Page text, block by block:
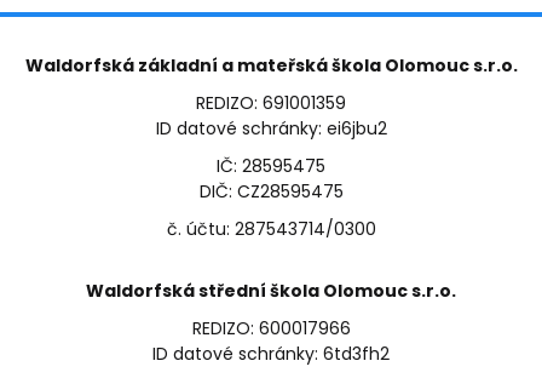
Waldorfská základní a mateřská škola Olomouc s.r.o.
REDIZO: 691001359
ID datové schránky: ei6jbu2
IČ: 28595475
DIČ: CZ28595475
č. účtu: 287543714/0300
Waldorfská střední škola Olomouc s.r.o.
REDIZO: 600017966
ID datové schránky: 6td3fh2